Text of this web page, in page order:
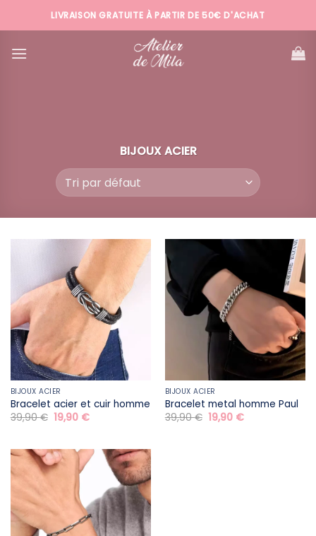
LIVRAISON GRATUITE À PARTIR DE 50€ D'ACHAT
BIJOUX ACIER
BIJOUX ACIER
Bracelet acier et cuir homme
39,90€ Le
prix
39,90 €.
19,90 €Le
19,90 €.
BIJOUX ACIER
Bracelet metal homme Paul
39,90€ Le
prix
19,90 €Le